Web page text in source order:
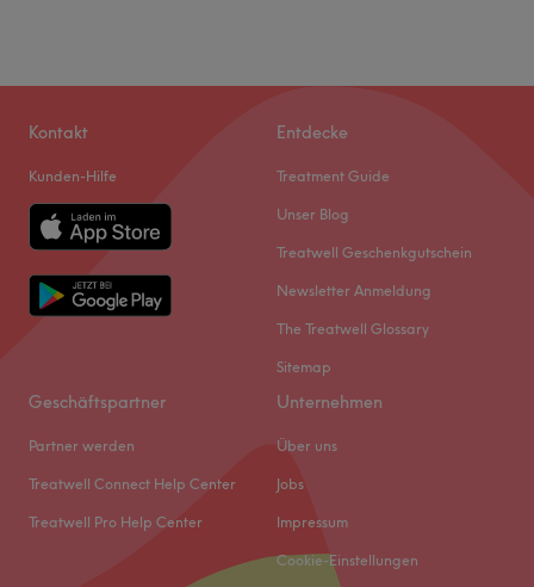
Kontakt
Kunden-Hilfe
Entdecke
Treatment Guide
Unser Blog
Treatwell Geschenkgutschein
Newsletter Anmeldung
The Treatwell Glossary
Sitemap
Geschäftspartner
Partner werden
Treatwell Connect Help Center
Treatwell Pro Help Center
Unternehmen
Über uns
Jobs
Impressum
Cookie-Einstellungen